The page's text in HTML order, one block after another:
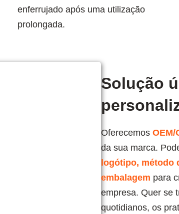
enferrujado após uma utilização
prolongada.
Solução
Oferecemos OEM/
da sua marca.
logótipo, método
embalagem para
empresa. Quer se
quotidianos, os